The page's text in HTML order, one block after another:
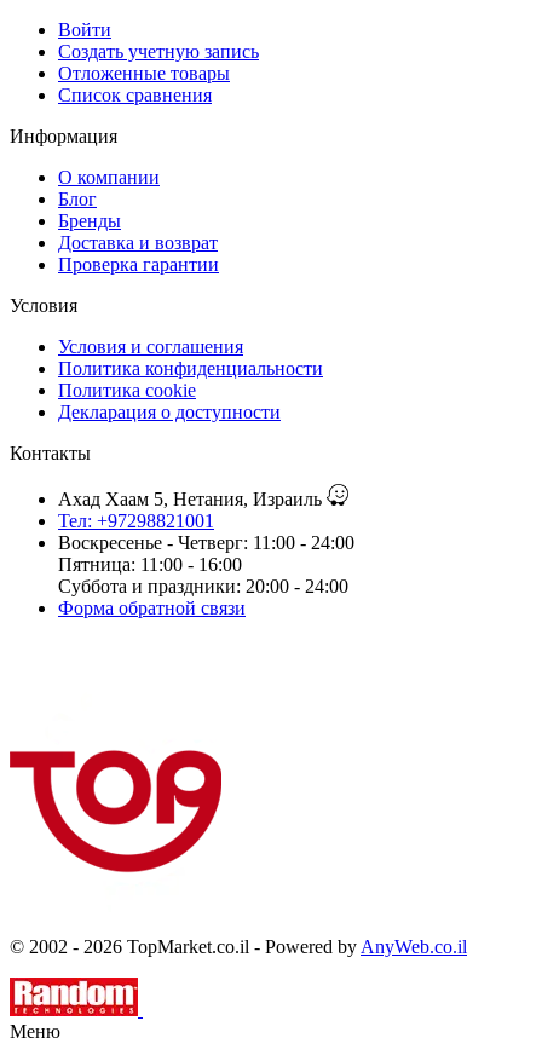
Войти
Создать учетную запись
Отложенные товары
Список сравнения
Информация
О компании
Блог
Бренды
Доставка и возврат
Проверка гарантии
Условия
Условия и соглашения
Политика конфиденциальности
Политика cookie
Декларация о доступности
Контакты
Ахад Хаам 5, Нетания, Израиль
Тел: +97298821001
Воскресенье - Четверг: 11:00 - 24:00
Пятница: 11:00 - 16:00
Суббота и праздники: 20:00 - 24:00
Форма обратной связи
© 2002 - 2026 TopMarket.co.il - Powered by AnyWeb.co.il
Меню